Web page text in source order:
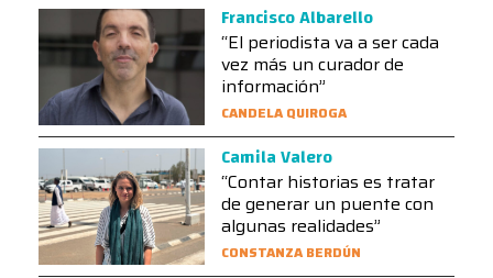
Francisco Albarello
“El periodista va a ser cada
vez más un curador de
información”
CANDELA QUIROGA
Camila Valero
“Contar historias es tratar
de generar un puente con
algunas realidades”
CONSTANZA BERDÚN